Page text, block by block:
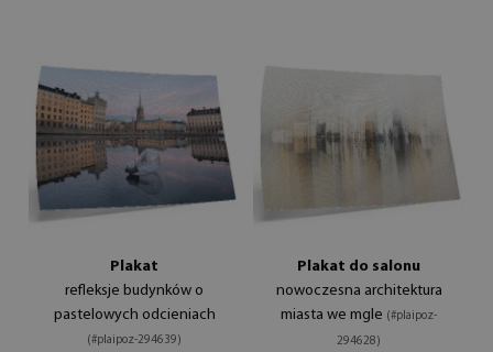
Plakat
refleksje budynków o
pastelowych odcieniach
(#plaipoz-294639)
Plakat do salonu
nowoczesna architektura
miasta we mgle (#plaipoz-
294628)